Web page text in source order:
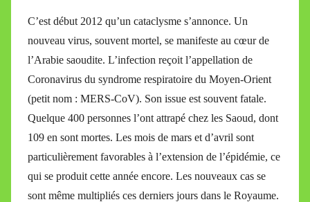
C’est début 2012 qu’un cataclysme s’annonce. Un
nouveau virus, souvent mortel, se manifeste au cœur de
l’Arabie saoudite. L’infection reçoit l’appellation de
Coronavirus du syndrome respiratoire du Moyen-Orient
(petit nom : MERS-CoV). Son issue est souvent fatale.
Quelque 400 personnes l’ont attrapé chez les Saoud, dont
109 en sont mortes. Les mois de mars et d’avril sont
particulièrement favorables à l’extension de l’épidémie, ce
qui se produit cette année encore. Les nouveaux cas se
sont même multipliés ces derniers jours dans le Royaume.